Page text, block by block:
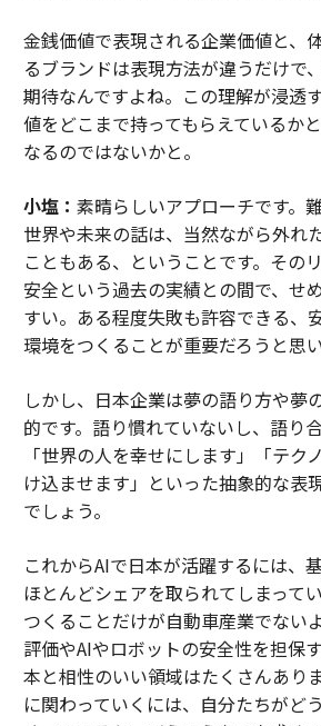
金銭価値で表現される企業価値と、
るブランドは表現方法が違うだけで
期待なんですよね。この理解が浸透
値をどこまで持ってもらえているか
なるのではないかと。
小塩： 素晴らしいアプローチです。
世界や未来の話は、当然ながら外れ
こともある、ということです。その
安全という過去の実績との間で、せ
すい。ある程度失敗も許容できる、
環境をつくることが重要だろうと思い
しかし、日本企業は夢の語り方や夢
的です。語り慣れていないし、語り
「世界の人を幸せにします」「テク
け込ませます」といった抽象的な表
でしょう。
これからAIで日本が活躍するには、
ほとんどシェアを取られてしまって
つくることだけが自動車産業でない
評価やAIやロボットの安全性を担保
本と相性のいい領域はたくさんあり
に関わっていくには、自分たちがど